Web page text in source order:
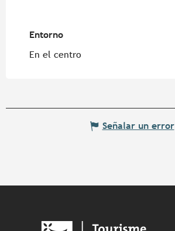
Entorno
Entorno
En el centro
Señalar un error